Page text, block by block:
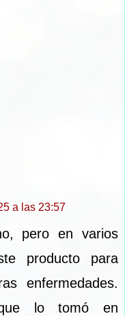
a las 23:57
pero en varios
producto para
enfermedades.
lo tomó en